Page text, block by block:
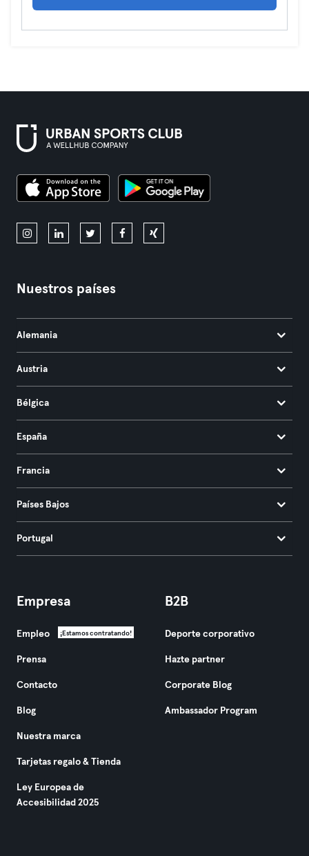
Nuestros países
Alemania
Austria
Bélgica
España
Francia
Países Bajos
Portugal
Empresa
Empleo ¡Estamos contratando!
Prensa
Contacto
Blog
Nuestra marca
Tarjetas regalo & Tienda
Ley Europea de
Accesibilidad 2025
B2B
Deporte corporativo
Hazte partner
Corporate Blog
Ambassador Program